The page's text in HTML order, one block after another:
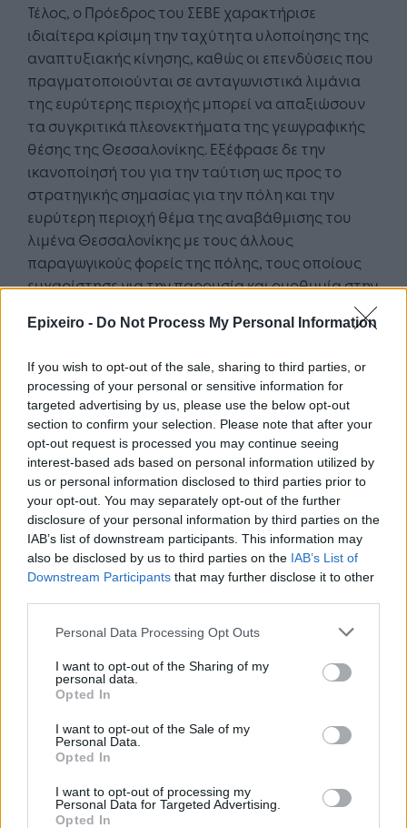
Epixeiro - Do Not Process My Personal Information
If you wish to opt-out of the sale, sharing to third parties, or
processing of your personal or sensitive information for
targeted advertising by us, please use the below opt-out
section to confirm your selection. Please note that after your
opt-out request is processed you may continue seeing
interest-based ads based on personal information utilized by
us or personal information disclosed to third parties prior to
your opt-out. You may separately opt-out of the further
disclosure of your personal information by third parties on the
IAB’s list of downstream participants. This information may
also be disclosed by us to third parties on the IAB’s List of
Downstream Participants that may further disclose it to other
Personal Data Processing Opt Outs
I want to opt-out of the Sharing of my
personal data.
Opted In
I want to opt-out of the Sale of my
Personal Data.
Opted In
I want to opt-out of processing my
Personal Data for Targeted Advertising.
Opted In
Τέλος, ο Πρόεδρος του ΣΕΒΕ χαρακτήρισε
ιδιαίτερα κρίσιμη την ταχύτητα υλοποίησης της
αναπτυξιακής κίνησης, καθώς οι επενδύσεις που
πραγματοποιούνται σε ανταγωνιστικά λιμάνια
της ευρύτερης περιοχής μπορεί να απαξιώσουν
τα συγκριτικά πλεονεκτήματα της γεωγραφικής
θέσης της Θεσσαλονίκης. Εξέφρασε δε την
ικανοποίησή του για την ταύτιση ως προς το
στρατηγικής σημασίας για την πόλη και την
ευρύτερη περιοχή θέμα της αναβάθμισης του
λιμένα Θεσσαλονίκης με τους άλλους
παραγωγικούς φορείς της πόλης, τους οποίους
ευχαρίστησε για την παρουσία και ομοθυμία στην
προώθηση του κρίσιμου αυτού ζητήματος που
ήταν κεντρικό και στη χθεσινή συνάντησή τους
ενόψει της ΔΕΘ. Ευχαρίστησε επίσης την εταιρία
Deloitte, η οποία συνέδραμε το ΣΕΒΕ στην
προμέτρηση των θετικών συνεπειών από την
ανάπτυξη του λιμένα.
Ακολουθήστε το στοGoogle News
Δείτε όλες τις τελευταίες επιχειρηματικές
Ειδήσειςαπό την Ελλάδα και τον κόσμο στο
Σχολιάστε